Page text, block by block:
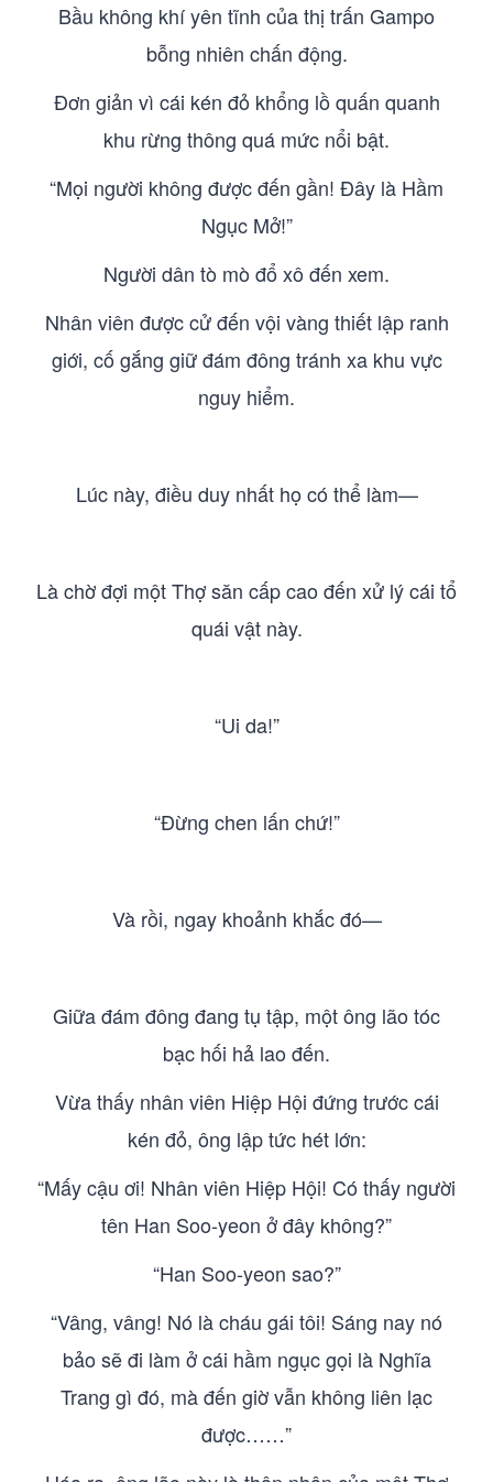
Bầu không khí yên tĩnh của thị trấn Gampo
bỗng nhiên chấn động.
Đơn giản vì cái kén đỏ khổng lồ quấn quanh
khu rừng thông quá mức nổi bật.
“Mọi người không được đến gần! Đây là Hầm
Ngục Mở!”
Người dân tò mò đổ xô đến xem.
Nhân viên được cử đến vội vàng thiết lập ranh
giới, cố gắng giữ đám đông tránh xa khu vực
nguy hiểm.
Lúc này, điều duy nhất họ có thể làm—
Là chờ đợi một Thợ săn cấp cao đến xử lý cái tổ
quái vật này.
“Ui da!”
“Đừng chen lấn chứ!”
Và rồi, ngay khoảnh khắc đó—
Giữa đám đông đang tụ tập, một ông lão tóc
bạc hối hả lao đến.
Vừa thấy nhân viên Hiệp Hội đứng trước cái
kén đỏ, ông lập tức hét lớn:
“Mấy cậu ơi! Nhân viên Hiệp Hội! Có thấy người
tên Han Soo-yeon ở đây không?”
“Han Soo-yeon sao?”
“Vâng, vâng! Nó là cháu gái tôi! Sáng nay nó
bảo sẽ đi làm ở cái hầm ngục gọi là Nghĩa
Trang gì đó, mà đến giờ vẫn không liên lạc
được……”